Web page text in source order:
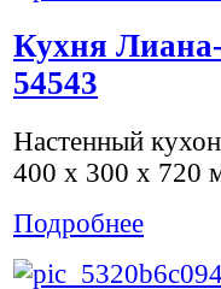
Кухня
54543
Настенный
400 x 300 x 720
Подробнее